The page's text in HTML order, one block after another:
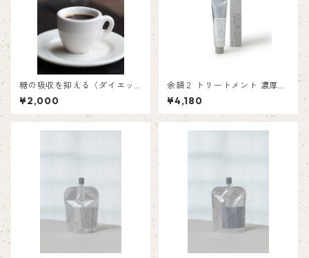
糖の吸収を抑える〈ダイエッ
トコーヒー〉
¥2,000
余韻２ トリートメント 濃厚感
130ｍL
¥4,180